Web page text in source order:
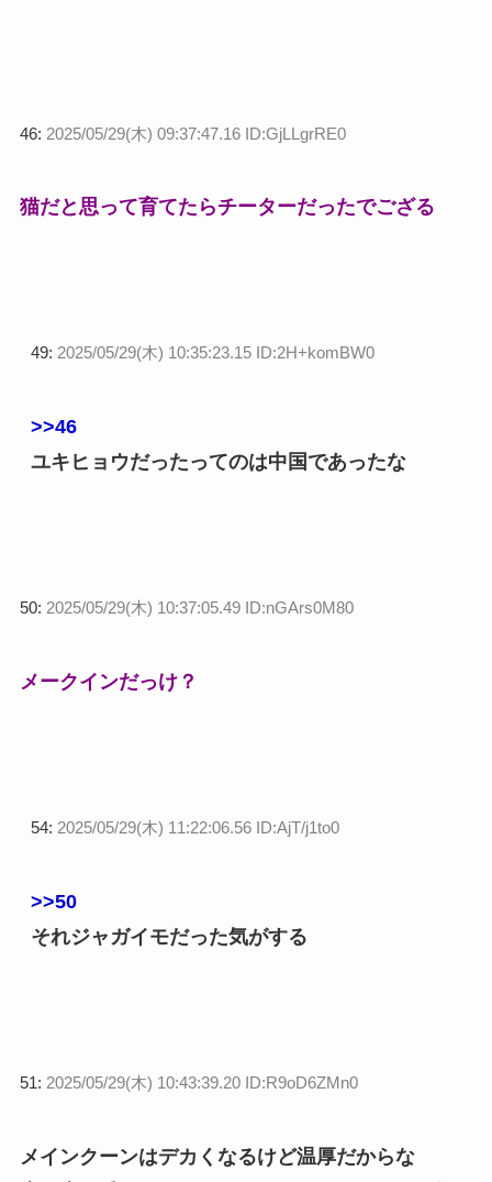
46: 2025/05/29(木) 09:37:47.16 ID:GjLLgrRE0
猫だと思って育てたらチーターだったでござる
49: 2025/05/29(木) 10:35:23.15 ID:2H+komBW0
>>46
ユキヒョウだったってのは中国であったな
50: 2025/05/29(木) 10:37:05.49 ID:nGArs0M80
メークインだっけ？
54: 2025/05/29(木) 11:22:06.56 ID:AjT/j1to0
>>50
それジャガイモだった気がする
51: 2025/05/29(木) 10:43:39.20 ID:R9oD6ZMn0
メインクーンはデカくなるけど温厚だからな